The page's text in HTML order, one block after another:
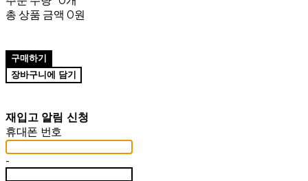
총 상품 금액 0원
구매하기
장바구니에 담기
재입고 알림 신청
휴대폰 번호
-